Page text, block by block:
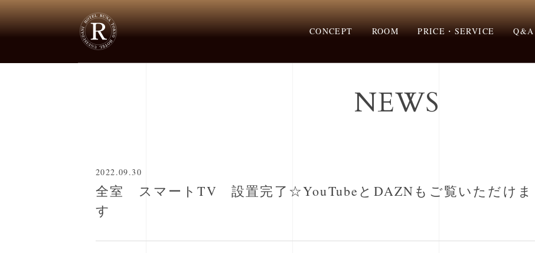
CONCEPT ROOM PRICE・SERVICE Q&A
NEWS
2022.09.30
全室 スマートTV 設置完了☆YouTubeとDAZNもご覧いただけま
す